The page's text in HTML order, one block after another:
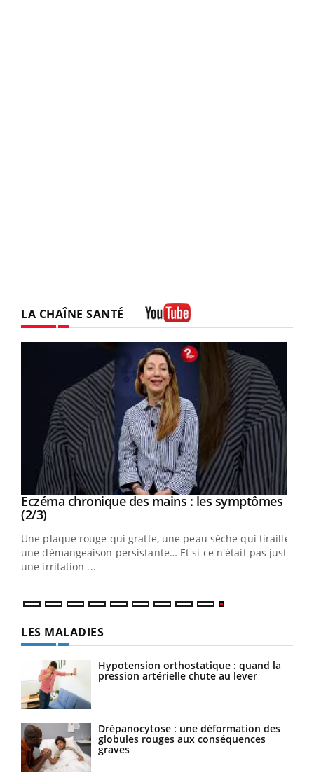
LA CHAÎNE SANTÉ
Youtube
Eczéma chronique des mains : les symptômes
(2/3)Youtube
Une plaque rouge qui gratte, une peau sèche qui tiraille,
une démangeaison persistante… Et si ce n'était pas juste
une irritation ...
LES MALADIES
Hypotension orthostatique : quand la
pression artérielle chute au lever
Drépanocytose : une déformation des
globules rouges aux conséquences
graves